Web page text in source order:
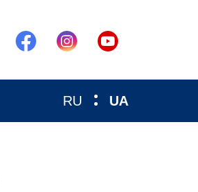
RU UA